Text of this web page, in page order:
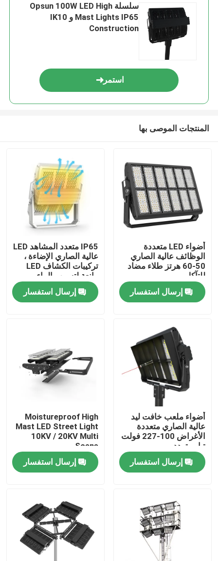
بيت
أشرطة فيديو
معلومات عنا
جولة في المعمل
رقابة جودة
اطلب اقتباس
ضوء ملعب LED
ضوء الفيضانات LED في الهواء الطلق
سلسلة Opsun 100W LED High
Mast Lights IP65 و IK10
Construction
استمر
المنتجات الموصى بها
أضواء LED متعددة
الوظائف عالية الصاري
50-60 هرتز طلاء مضاد
للتآكل
إرسال استفسار
IP65 متعدد المشاهد LED
عالية الصاري الإضاءة ،
تركيبات الكشاف LED
مانعة لتسرب الماء
إرسال استفسار
أضواء ملعب خافت ليد
عالية الصاري متعددة
الأغراض 100-227 فولت
تيار متردد
إرسال استفسار
Moistureproof High
Mast LED Street Light
10KV / 20KV Multi
Scene
إرسال استفسار